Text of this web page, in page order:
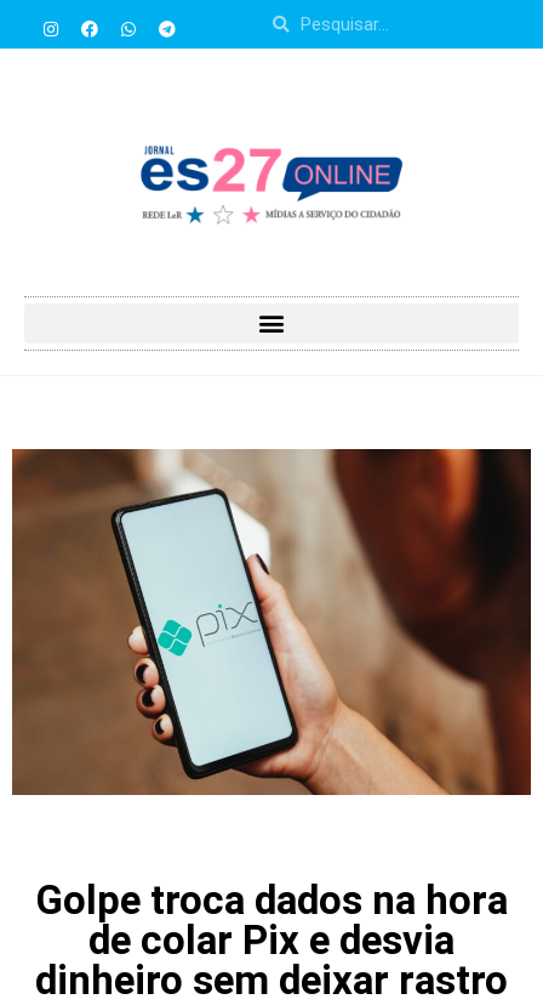
Golpe troca dados na hora
de colar Pix e desvia
dinheiro sem deixar rastro